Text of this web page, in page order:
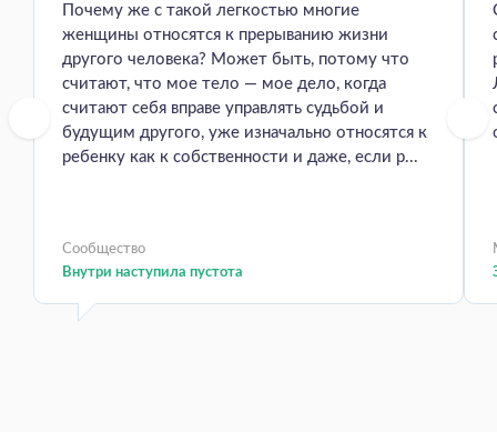
Почему же с такой легкостью многие
женщины относятся к прерыванию жизни
другого человека? Может быть, потому что
считают, что мое тело — мое дело, когда
считают себя вправе управлять судьбой и
будущим другого, уже изначально относятся к
ребенку как к собственности и даже, если р...
Сообщество
Внутри наступила пустота